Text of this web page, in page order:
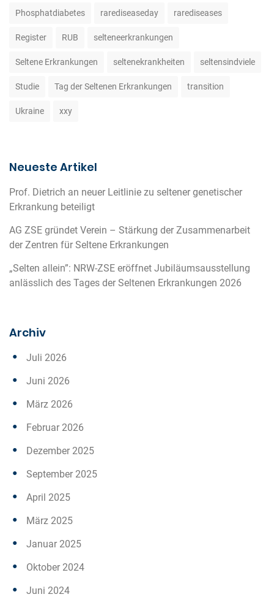
Phosphatdiabetes rarediseaseday rarediseases
Register RUB selteneerkrankungen
Seltene Erkrankungen seltenekrankheiten seltensindviele
Studie Tag der Seltenen Erkrankungen transition
Ukraine xxy
Neueste Artikel
Prof. Dietrich an neuer Leitlinie zu seltener genetischer
Erkrankung beteiligt
AG ZSE gründet Verein – Stärkung der Zusammenarbeit
der Zentren für Seltene Erkrankungen
„Selten allein”: NRW-ZSE eröffnet Jubiläumsausstellung
anlässlich des Tages der Seltenen Erkrankungen 2026
Archiv
Juli 2026
Juni 2026
März 2026
Februar 2026
Dezember 2025
September 2025
April 2025
März 2025
Januar 2025
Oktober 2024
Juni 2024